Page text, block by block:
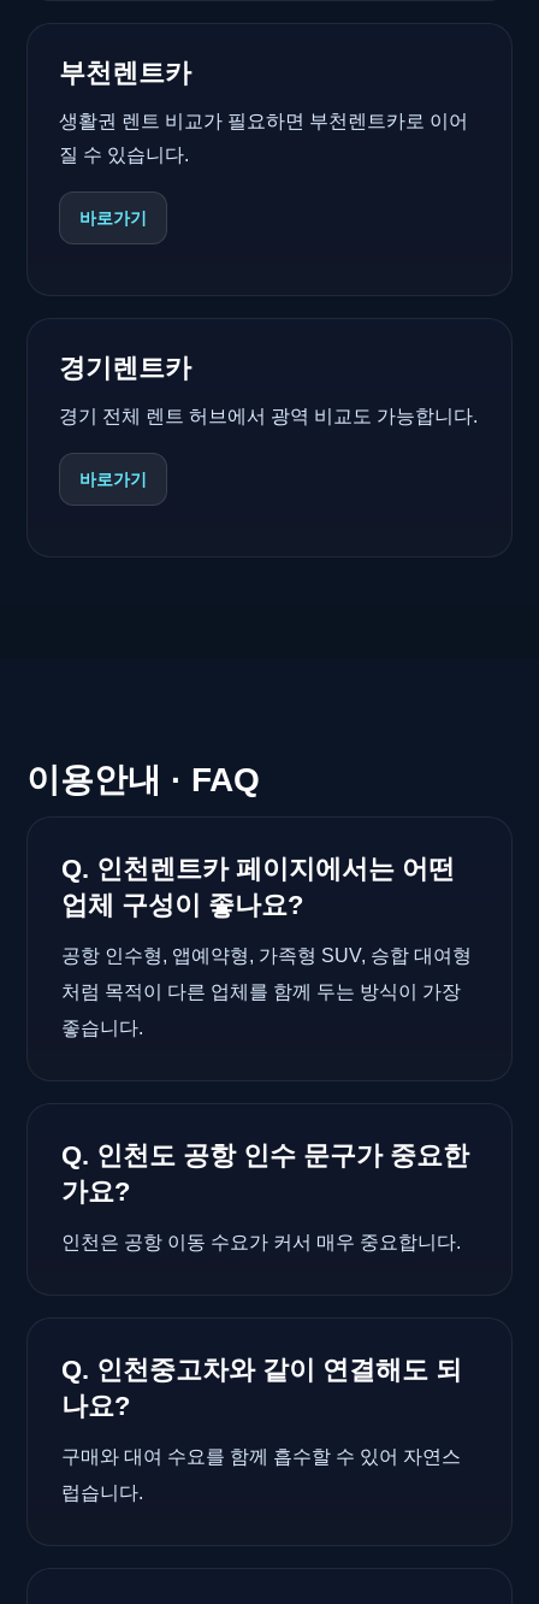
부천렌트카
생활권 렌트 비교가 필요하면 부천렌트카로 이어
질 수 있습니다.
바로가기
경기렌트카
경기 전체 렌트 허브에서 광역 비교도 가능합니다.
바로가기
이용안내 · FAQ
Q. 인천렌트카 페이지에서는 어떤
업체 구성이 좋나요?
공항 인수형, 앱예약형, 가족형 SUV, 승합 대여형
처럼 목적이 다른 업체를 함께 두는 방식이 가장
좋습니다.
Q. 인천도 공항 인수 문구가 중요한
가요?
인천은 공항 이동 수요가 커서 매우 중요합니다.
Q. 인천중고차와 같이 연결해도 되
나요?
구매와 대여 수요를 함께 흡수할 수 있어 자연스
럽습니다.